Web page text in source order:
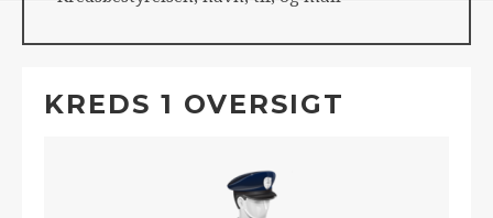
KREDS 1 OVERSIGT